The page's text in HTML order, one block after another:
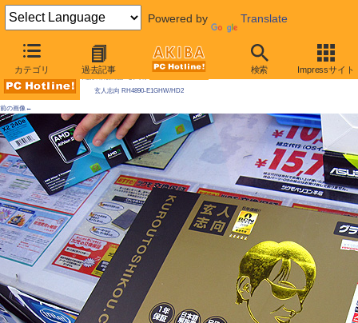
Powered by Translate
カテゴリ 過去記事 検索 Impressサイト
AKIBA PC Hotline! 2009年9月19日号
玄人志向 RH4890-E1GHW/HD2
前の画像←